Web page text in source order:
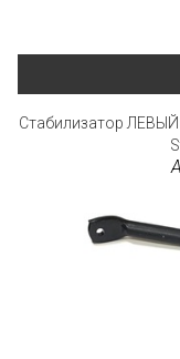
Стабилизатор ЛЕВЫЙ